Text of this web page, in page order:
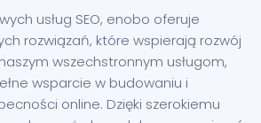
usług SEO, enobo oferuje
rozwiązań, które wspierają rozwój
wszechstronnym usługom,
wsparcie w budowaniu i
online. Dzięki szerokiemu